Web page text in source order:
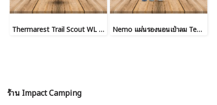
Thermarest Trail Scout WL Deep Forest แผ่นรองนอนแบบพองลมเองได้ Nemo แผ่นรองนอนเป่าลม Tensor Elite Ultralight
ร้าน Impact Camping